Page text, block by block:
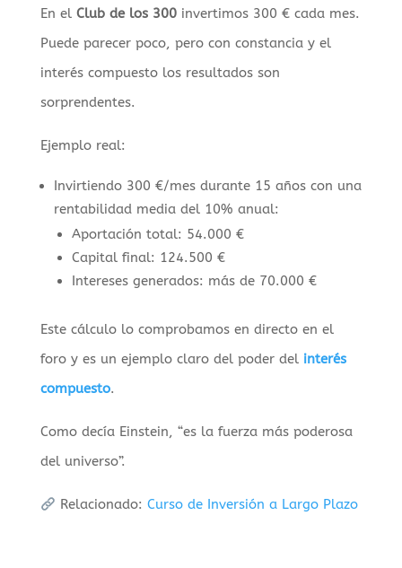
En el Club de los 300invertimos 300 € cada mes.
Puede parecer poco, pero con constancia y el
interés compuesto los resultados son
sorprendentes.
Ejemplo real:
Invirtiendo 300 €/mes durante 15 años con una
rentabilidad media del 10% anual:
Aportación total: 54.000 €
Capital final: 124.500 €
Intereses generados: más de 70.000 €
Este cálculo lo comprobamos en directo en el
foro y es un ejemplo claro del poder del interés
compuesto.
Como decía Einstein, “es la fuerza más poderosa
del universo”.
Relacionado: Curso de Inversión a Largo Plazo